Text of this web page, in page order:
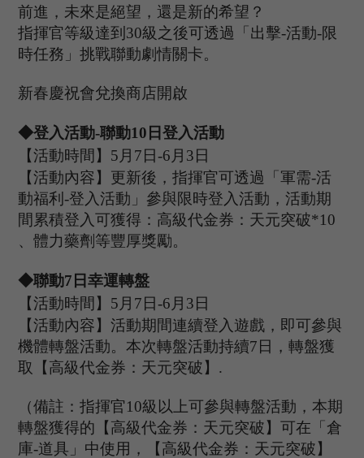
前進，未來是絕望，還是新的希望？
指揮官等級達到 30級之後可透過「 出擊-活動-限
時任務 」挑戰聯動劇情關卡。
新春慶祝會兌換商店開啟
◆登入活動-聯動10 日登入活動
【活動時間】 5 月 7 日-6 月 3 日
【活動內容】 更新後，指揮官可透過「軍需-活
動福利-登入活動 」 參與限時登入活動，活動期
間 累積登入可獲得：高級代金券： 天元突破*10
、體力藥劑等豐厚獎勵。
◆聯動7 日幸運轉盤
【活動時間】 5 月 7 日-6 月 3 日
【活動內容】活動期間連續登入遊戲，即可參與
機體轉盤活動。本次轉盤活動持續7日，轉盤獲
取【高級代金券： 天元突破】 .
（備註：指揮官10級以上可參與轉盤活動，本期
轉盤獲得的【高級代金券： 天元突破】可在 「 倉
庫-道具 」 中使用，【高級代金券： 天元突破】